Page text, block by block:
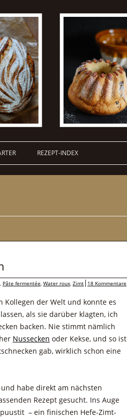
REZEPT-INDEX
, Pâte fermentée, Water roux, Zimt 18 Kommentare
Kollegen der Welt und konnte es
als sie darüber klagten, ich
backen. Nie stimmt nämlich
Nussecken oder Kekse, und so ist
gab, wirklich schon eine
habe direkt am nächsten
Rezept gesucht. Ins Auge
– ein finischen Hefe-Zimt-